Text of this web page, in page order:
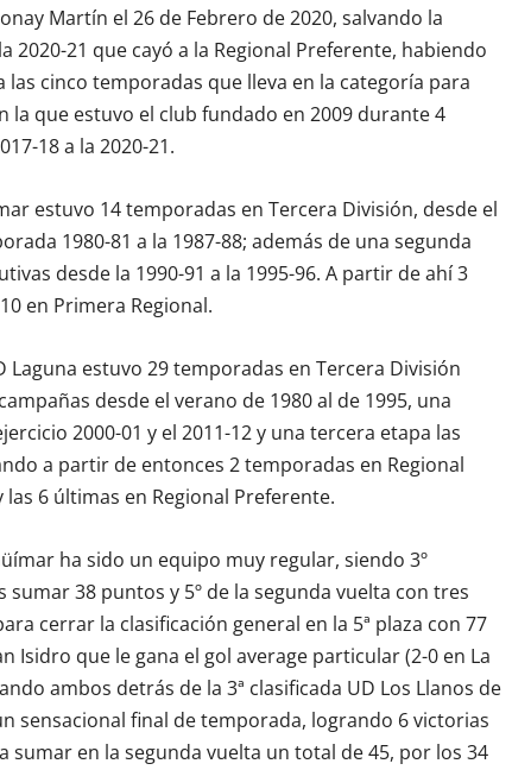
Martín el 26 de Febrero de 2020, salvando la
2020-21 que cayó a la Regional Preferente, habiendo
las cinco temporadas que lleva en la categoría para
la que estuvo el club fundado en 2009 durante 4
18 a la 2020-21.
estuvo 14 temporadas en Tercera División, desde el
1980-81 a la 1987-88; además de una segunda
desde la 1990-91 a la 1995-96. A partir de ahí 3
en Primera Regional.
estuvo 29 temporadas en Tercera División
desde el verano de 1980 al de 1995, una
2000-01 y el 2011-12 y una tercera etapa las
a partir de entonces 2 temporadas en Regional
6 últimas en Regional Preferente.
ha sido un equipo muy regular, siendo 3º
38 puntos y 5º de la segunda vuelta con tres
cerrar la clasificación general en la 5ª plaza con 77
Isidro que le gana el gol average particular (2-0 en La
ambos detrás de la 3ª clasificada UD Los Llanos de
sensacional final de temporada, logrando 6 victorias
sumar en la segunda vuelta un total de 45, por los 34